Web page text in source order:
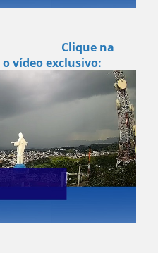
Clique na
vídeo exclusivo: